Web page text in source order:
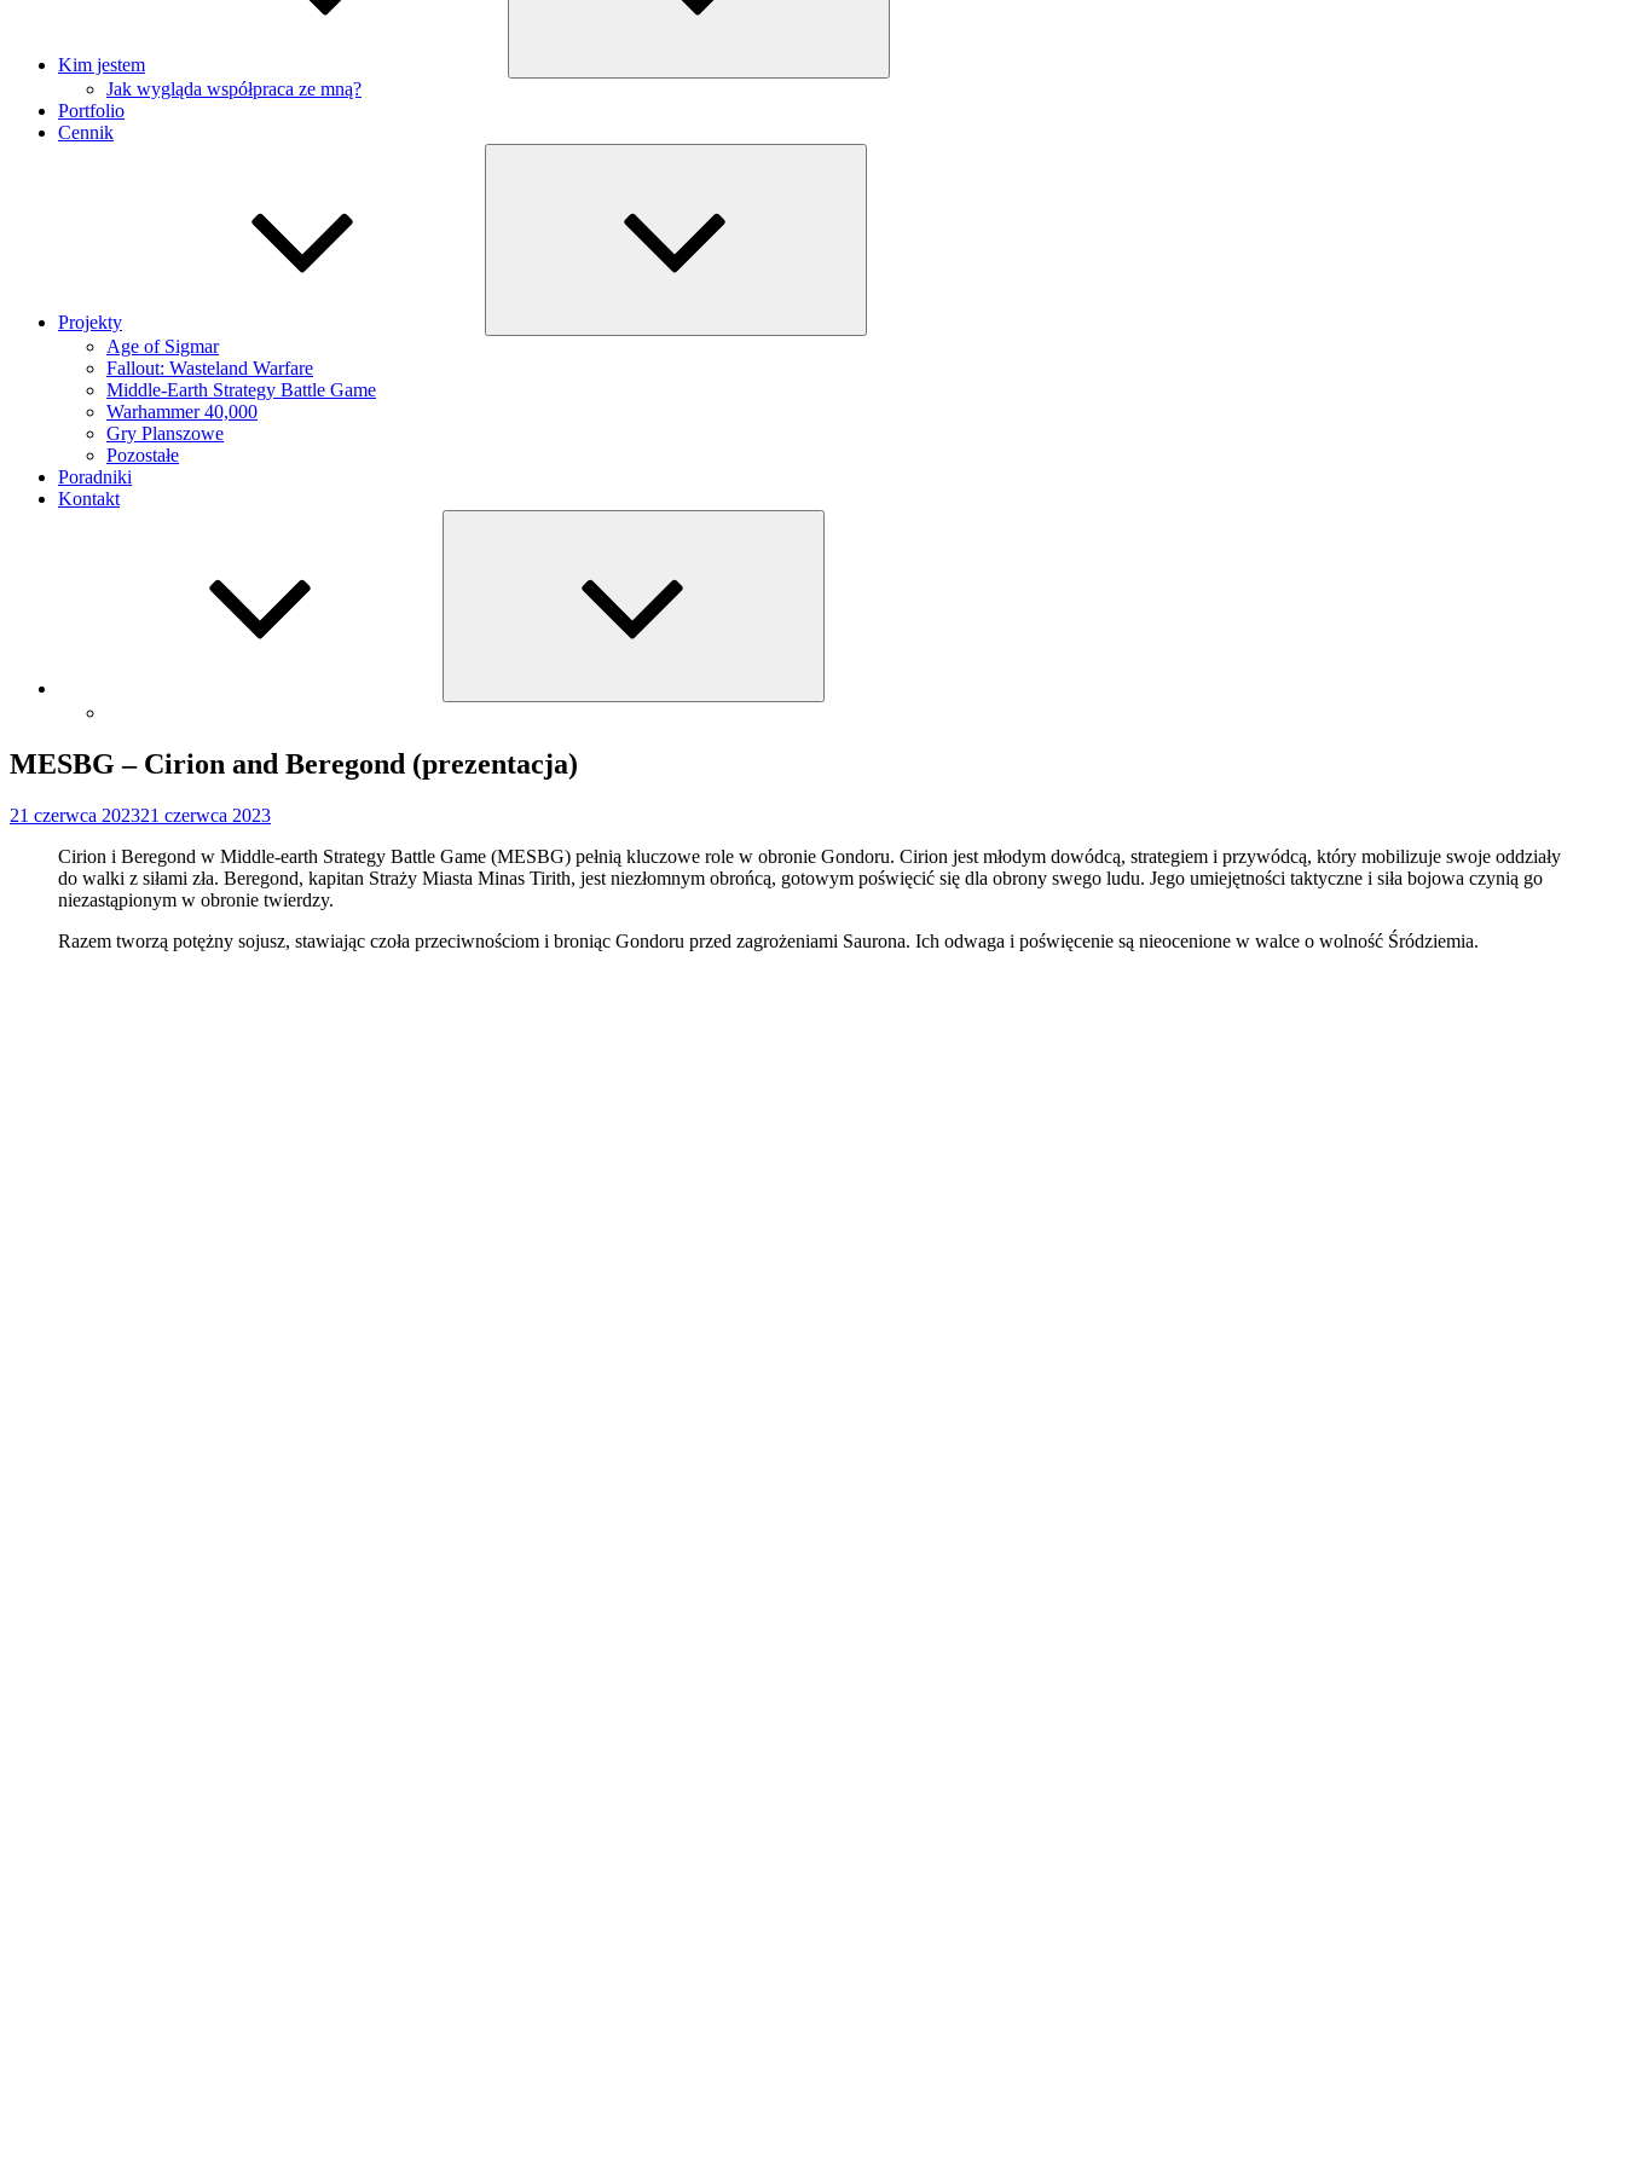
Kim jestem
Jak wygląda współpraca ze mną?
Portfolio
Cennik
Projekty
Age of Sigmar
Fallout: Wasteland Warfare
Middle-Earth Strategy Battle Game
Warhammer 40,000
Gry Planszowe
Pozostałe
Poradniki
Kontakt
MESBG – Cirion and Beregond (prezentacja)
Opublikowano
21 czerwca 202321 czerwca 2023
Cirion i Beregond w Middle-earth Strategy Battle Game (MESBG) pełnią kluczowe role w obronie Gondoru. Cirion jest młodym dowódcą, strategiem i przywódcą, który mobilizuje swoje oddziały
do walki z siłami zła. Beregond, kapitan Straży Miasta Minas Tirith, jest niezłomnym obrońcą, gotowym poświęcić się dla obrony swego ludu. Jego umiejętności taktyczne i siła bojowa czynią go
niezastąpionym w obronie twierdzy.
Razem tworzą potężny sojusz, stawiając czoła przeciwnościom i broniąc Gondoru przed zagrożeniami Saurona. Ich odwaga i poświęcenie są nieocenione w walce o wolność Śródziemia.